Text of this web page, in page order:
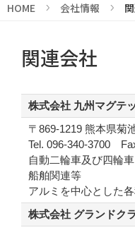
HOME 会社情報
関連会社
株式会社 九州マグテ
〒869-1219 熊本県菊
Tel. 096-340-3700
自動二輪車及び四輪
船舶関連等
アルミを中心とした
株式会社 グランドク